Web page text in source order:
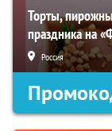
Торты,
праздника на
Россия